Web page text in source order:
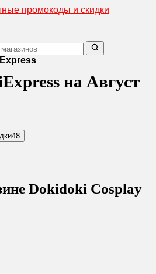
промокоды и скидки
на Август
48
Dokidoki Cosplay